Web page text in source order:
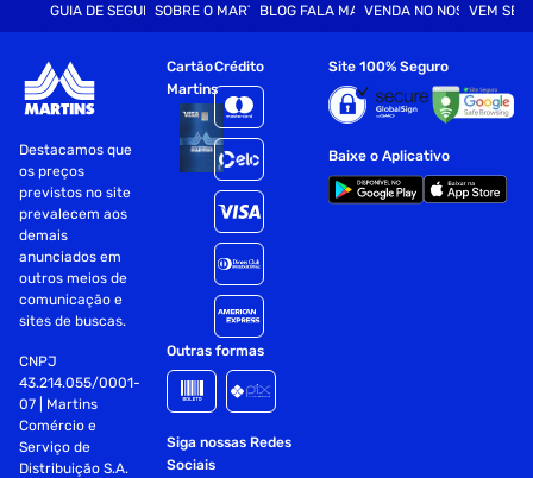
GUIA DE SEGURANÇASOBRE O MARTINSBLOG FALA MARTVENDA NO NOSSO SITE
VEM SER
Destacamos que
os preços
previstos no site
prevalecem aos
demais
anunciados em
outros meios de
comunicação e
sites de buscas.
CNPJ
43.214.055/0001-
07 | Martins
Comércio e
Serviço de
Distribuição S.A.
Cartão
Martins
Crédito
Outras formas
Siga nossas Redes
Sociais
Site 100% Seguro
Baixe o Aplicativo